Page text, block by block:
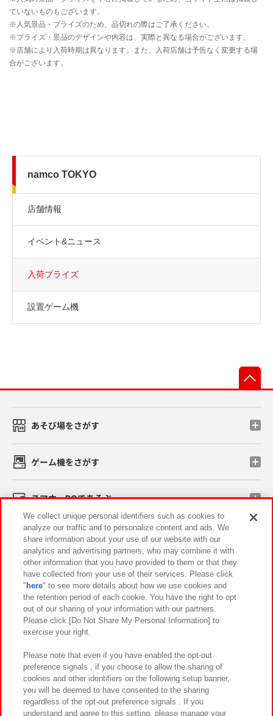
namco TOKYO
店舗情報
イベント&ニュース
入荷プライズ
設置ゲーム機
あそび場をさがす
ゲーム機をさがす
スマホ・PCであそぶ
イベント・キャンペーン
関連会社 サステナビリティ サイトポリシー
プライバシーポリシー ウェブアクセシビリティ方針と検証結果
お取引先さまとともに
カスタマーハラスメント対応方針 よくあるご質問・お問い合わせ
We collect unique personal identifiers such as cookies to
analyze our traffic and to personalize content and ads. We
share information about your use of our website with our
analytics and advertising partners, who may combine it with
other information that you have provided to them or that they
have collected from your use of their services. Please click
" here" to see more details about how we use cookies and
the retention period of each cookie. You have the right to opt
out of our sharing of your information with our partners.
Please click [Do Not Share My Personal Information] to
exercise your right.
Please note that even if you have enabled the opt-out
preference signals , if you choose to allow the sharing of
cookies and other identifiers on the following setup banner,
you will be deemed to have consented to the sharing
regardless of the opt-out preference signals . If you
understand and agree to this setting, please manage your